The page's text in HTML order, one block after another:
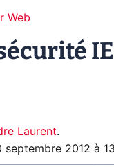
Web
Laurent.
septembre 2012 à